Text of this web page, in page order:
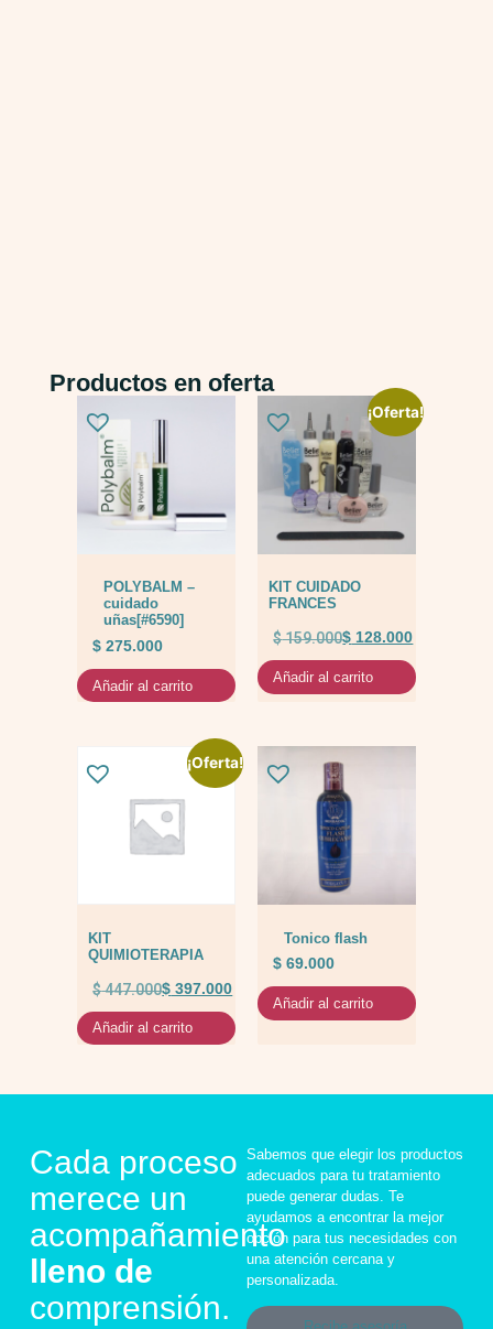
Productos en oferta
POLYBALM –
cuidado
uñas[#6590]
$ 275.000
Añadir al carrito
¡Oferta!
KIT CUIDADO
FRANCES
$159.000$ 128.000
Añadir al carrito
¡Oferta!
KIT
QUIMIOTERAPIA
$447.000$ 397.000
Añadir al carrito
Tonico flash
$ 69.000
Añadir al carrito
Cada proceso
merece un
acompañamiento
lleno de
comprensión.
Sabemos que elegir los productos
adecuados para tu tratamiento
puede generar dudas. Te
ayudamos a encontrar la mejor
opción para tus necesidades con
una atención cercana y
personalizada.